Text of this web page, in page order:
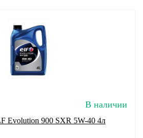
В наличии
Evolution 900 SXR 5W-40 4л